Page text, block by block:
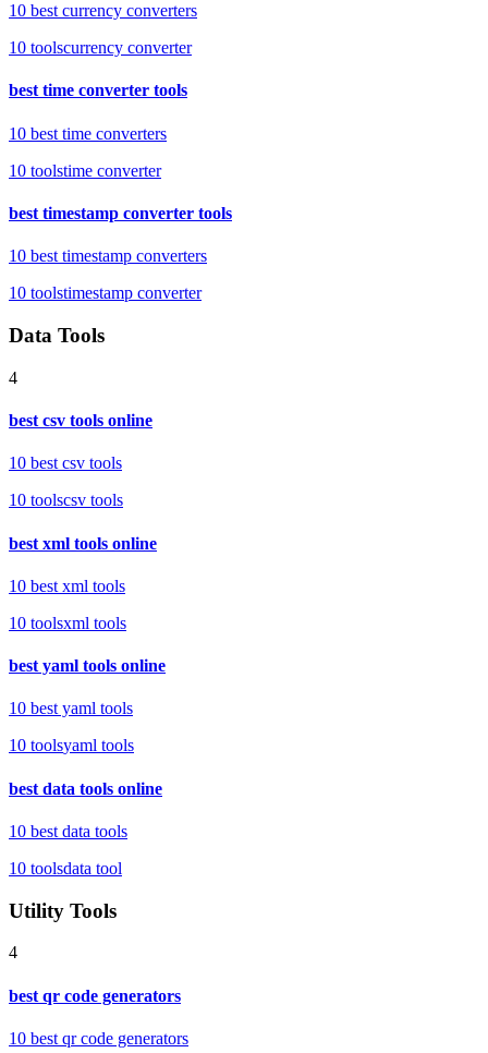
10 best currency converters
10 toolscurrency converter
best time converter tools
10 best time converters
10 toolstime converter
best timestamp converter tools
10 best timestamp converters
10 toolstimestamp converter
Data Tools
4
best csv tools online
10 best csv tools
10 toolscsv tools
best xml tools online
10 best xml tools
10 toolsxml tools
best yaml tools online
10 best yaml tools
10 toolsyaml tools
best data tools online
10 best data tools
10 toolsdata tool
Utility Tools
4
best qr code generators
10 best qr code generators